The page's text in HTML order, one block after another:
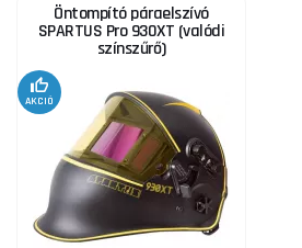
Öntompító páraelszívó
SPARTUS Pro 930XT (valódi
színszűrő)
AKCIÓ